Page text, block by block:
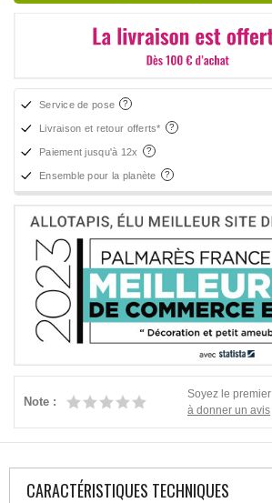
Service de pose
Livraison et retour offerts*
Paiement jusqu'à 12x
Ensemble pour la planète
Note :
Soyez le premier
à donner un avis
CARACTÉRISTIQUES TECHNIQUES